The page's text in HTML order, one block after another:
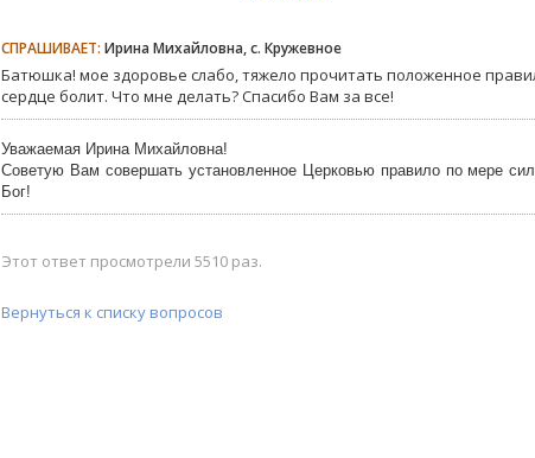
СПРАШИВАЕТ: Ирина Михайловна, с. Кружевное
Батюшка! мое здоровье слабо, тяжело прочитать положенное
сердце болит. Что мне делать? Спасибо Вам за все!
Уважаемая Ирина Михайловна!
Советую Вам совершать установленное Церковью правило по мере
Бог!
Этот ответ просмотрели 5510 раз.
Вернуться к списку вопросов